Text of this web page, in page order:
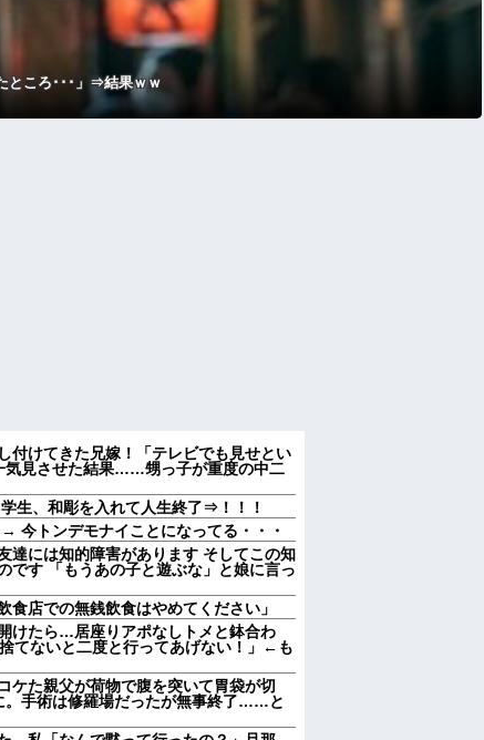
ところ･･･」⇒結果ｗｗ
付けてきた兄嫁！「テレビでも見せとい
気見させた結果……甥っ子が重度の中二
生、和彫を入れて人生終了⇒！！！
今トンデモナイことになってる・・・
達には知的障害があります そしてこの知
です 「もうあの子と遊ぶな」と娘に言っ
店での無銭飲食はやめてください」
けたら…居座りアポなしトメと鉢合わ
てないと二度と行ってあげない！」←も
ケた親父が荷物で腹を突いて胃袋が切
。手術は修羅場だったが無事終了……と